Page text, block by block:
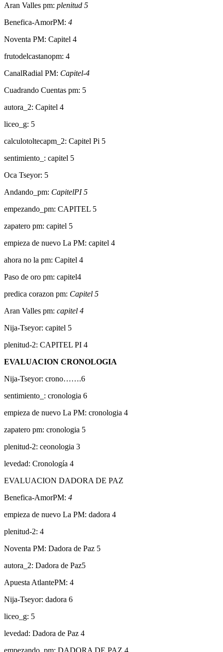
Aran Valles pm: plenitud 5
Benefica-AmorPM: 4
Noventa PM: Capitel 4
frutodelcastanopm: 4
CanalRadial PM: Capitel-4
Cuadrando Cuentas pm: 5
autora_2: Capitel 4
liceo_g: 5
calculotoltecapm_2: Capitel Pi 5
sentimiento_: capitel 5
Oca Tseyor: 5
Andando_pm: CapitelPI 5
empezando_pm: CAPITEL 5
zapatero pm: capitel 5
empieza de nuevo La PM: capitel 4
ahora no la pm: Capitel 4
Paso de oro pm: capitel4
predica corazon pm: Capitel 5
Aran Valles pm: capitel 4
Nija-Tseyor: capitel 5
plenitud-2: CAPITEL PI 4
EVALUACION CRONOLOGIA
Nija-Tseyor: crono…….6
sentimiento_: cronologia 6
empieza de nuevo La PM: cronologia 4
zapatero pm: cronologia 5
plenitud-2: ceonologia 3
levedad: Cronología 4
EVALUACION DADORA DE PAZ
Benefica-AmorPM: 4
empieza de nuevo La PM: dadora 4
plenitud-2: 4
Noventa PM: Dadora de Paz 5
autora_2: Dadora de Paz5
Apuesta AtlantePM: 4
Nija-Tseyor: dadora 6
liceo_g: 5
levedad: Dadora de Paz 4
empezando_pm: DADORA DE PAZ 4